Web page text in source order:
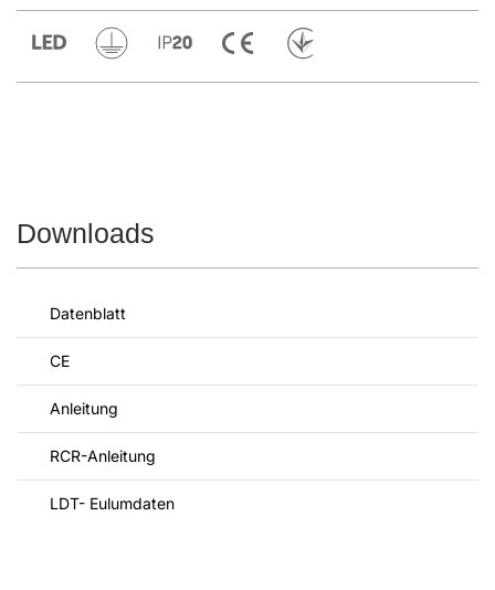
Downloads
Datenblatt
CE
Anleitung
RCR-Anleitung
LDT- Eulumdaten